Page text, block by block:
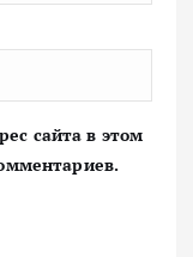
сайта в этом